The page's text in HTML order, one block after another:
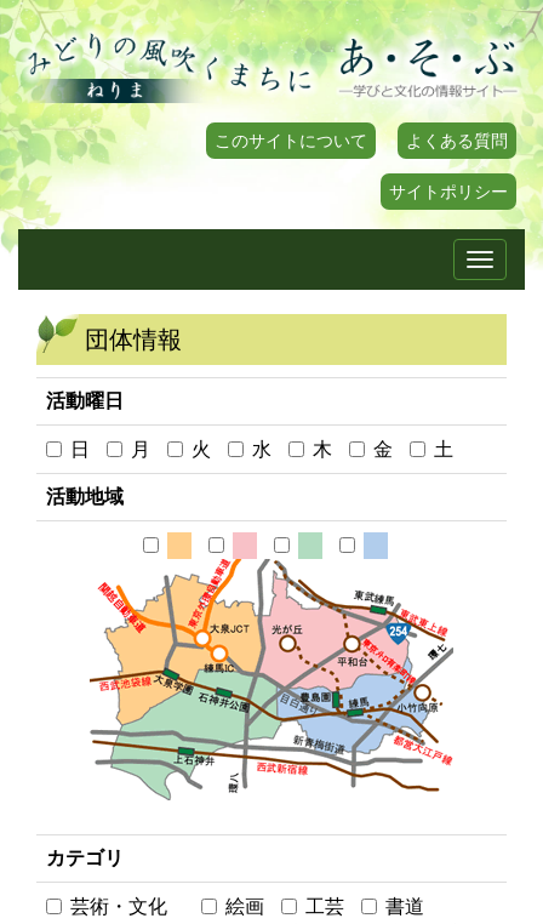
このサイトについて よくある質問
サイトポリシー
Toggle
団体情報
活動曜日
日 月 火 水 木 金 土
活動地域
カテゴリ
芸術・文化 絵画 工芸
書道